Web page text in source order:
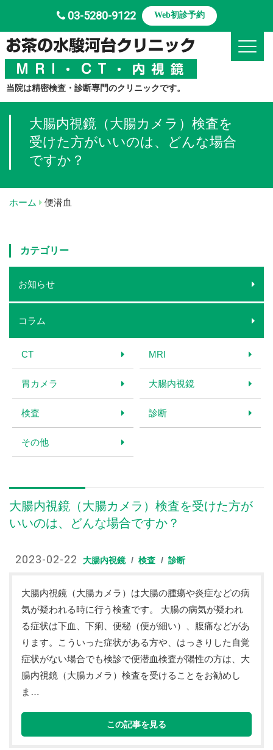
03-5280-9122 Web初診予約
当院は精密検査・診断専門のクリニックです。
大腸内視鏡（大腸カメラ）検査を
受けた方がいいのは、どんな場合
ですか？
ホーム 便潜血
カテゴリー
お知らせ
コラム
CT MRI
胃カメラ 大腸内視鏡
検査 診断
その他
大腸内視鏡（大腸カメラ）検査を受けた方が
いいのは、どんな場合ですか？
2023-02-22 大腸内視鏡 検査 診断
大腸内視鏡（大腸カメラ）は大腸の腫瘍や炎症などの病
気が疑われる時に行う検査です。 大腸の病気が疑われ
る症状は下血、下痢、便秘（便が細い）、腹痛などがあ
ります。こういった症状がある方や、はっきりした自覚
症状がない場合でも検診で便潜血検査が陽性の方は、大
腸内視鏡（大腸カメラ）検査を受けることをお勧めし
ま…
この記事を見る